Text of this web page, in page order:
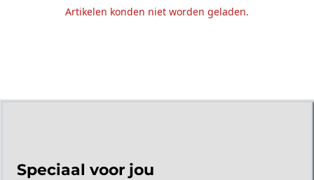
Artikelen konden niet worden geladen.
Speciaal voor jou